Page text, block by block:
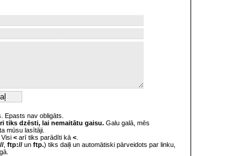
Epasts nav obligāts.
tiks dzēsti, lai nemaitātu gaisu. Galu galā, mēs
mūsu lasītāji.
< arī tiks parādīti kā <
ftp:// un ftp.) tiks daiļi un automātiski pārveidots par linku,